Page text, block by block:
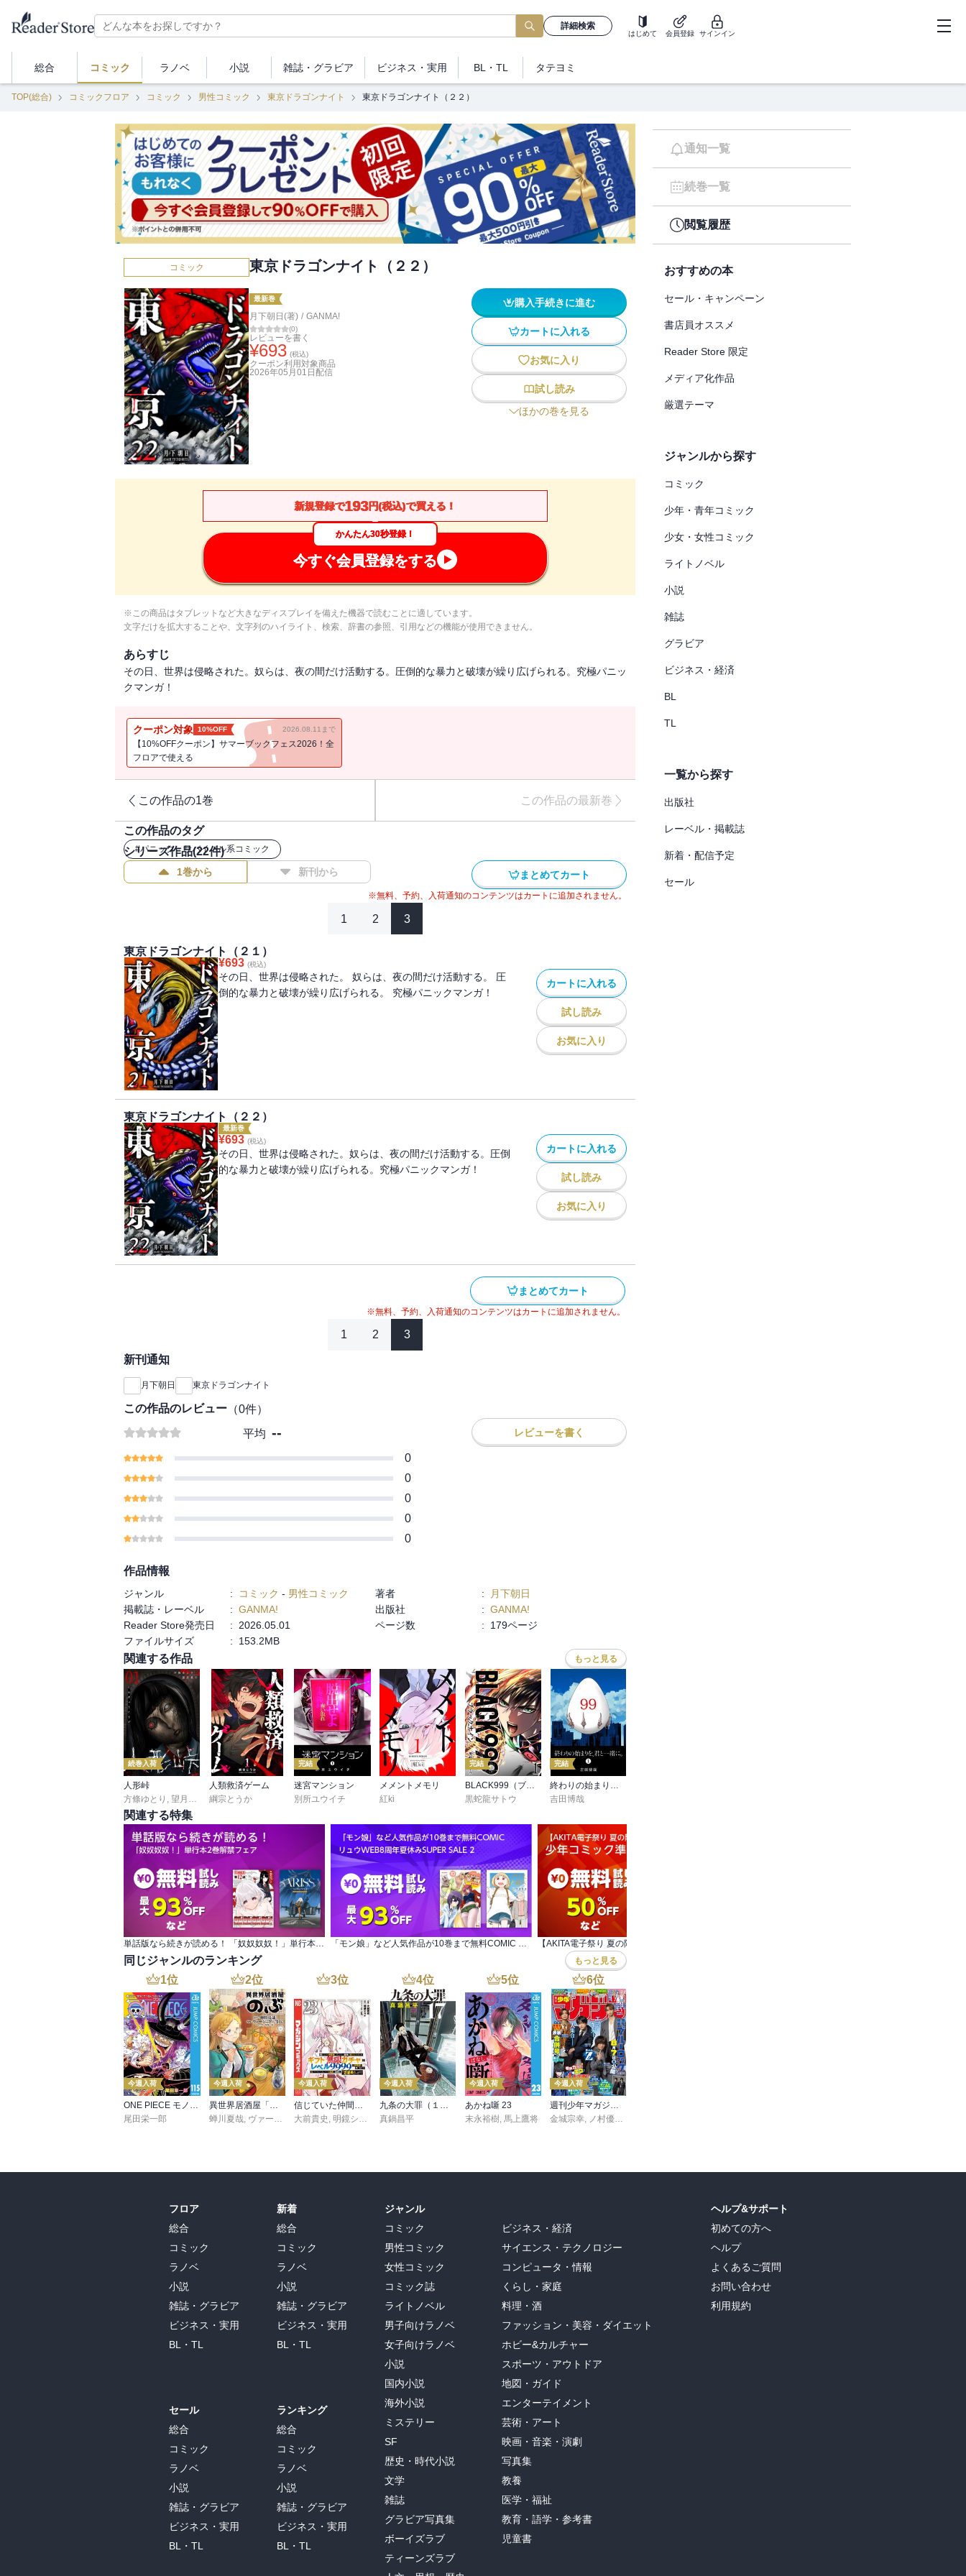
詳細検索
はじめて 会員登録 サインイン
総合 コミック ラノベ 小説 雑誌・ グラビア ビジネス ・実用 BL・TL タテヨミ
TOP(総合) コミックフロア コミック 男性コミック 東京ドラゴンナイト 東京ドラゴンナイト（２２）
コミック 東京ドラゴンナイト（２２）
最新巻
月下朝日(著) / GANMA!
(0)
レビューを書く
¥693 (税込)
クーポン利用対象商品
2026年05月01日 配信
購入手続きに進む
カートに入れる
お気に入り
試し読み
ほかの巻を見る
新規登録で193円(税込)で買える！
かんたん30秒登録！
今すぐ会員登録をする
※この商品はタブレットなど大きなディスプレイを備えた機器で読むことに適しています。
文字だけを拡大することや、文字列のハイライト、検索、辞書の参照、引用などの機能が使用できません。
あらすじ
その日、世界は侵略された。奴らは、夜の間だけ活動する。圧倒的な暴力と破壊が繰り広げられる。究極パニッ
クマンガ！
クーポン対象 10%OFF 2026.08.11まで
【10%OFFクーポン】サマーブックフェス2026！全
フロアで使える
この作品の1巻 この作品の最新巻
この作品のタグ
#パニック・サバイバル系コミック
シリーズ作品(22件)
1巻から 新刊から まとめてカート
※無料、予約、入荷通知のコンテンツはカートに追加されません。
1 2 3
東京ドラゴンナイト（２１）
¥693 (税込)
その日、世界は侵略された。 奴らは、夜の間だけ活動する。 圧
倒的な暴力と破壊が繰り広げられる。 究極パニックマンガ！
カートに入れる
試し読み
お気に入り
東京ドラゴンナイト（２２）
最新巻
¥693 (税込)
その日、世界は侵略された。奴らは、夜の間だけ活動する。圧倒
的な暴力と破壊が繰り広げられる。究極パニックマンガ！
カートに入れる
試し読み
お気に入り
まとめてカート
※無料、予約、入荷通知のコンテンツはカートに追加されません。
1 2 3
新刊通知
月下朝日 東京ドラゴンナイト
この作品のレビュー （0件）
平均 -- レビューを書く
0
0
0
0
0
作品情報
ジャンル : コミック - 男性コミック 著者 :
月下朝日
掲載誌・レーベル
: GANMA! 出版社 : GANMA!
Reader Store発売日
: 2026.05.01 ページ数 :
179ページ
ファイルサイズ
: 153.2MB
関連する作品 もっと見る
続巻入荷
人形峠
方條ゆとり , 望月菓子
人類救済ゲーム
綱宗とうか
完結
迷宮マンション
別所ユウイチ
メメントメモリ
紅ki
完結
BLACK999（ブラックナイン）
黒蛇龍サトウ
完結
終わりの始まりを、君と一緒に。
吉田博哉
関連する特集
単話版なら続きが読める！ 「奴奴奴奴！」単行本2巻解禁フェア 「モン娘」など人気作品が10巻まで無料COMIC リュウWEB8周年夏休みSUPER SALE 2
同じジャンルのランキング もっと見る
1位
今週入荷
ONE PIECE モノクロ版 115
尾田栄一郎
2位
今週入荷
異世界居酒屋「のぶ」(22)
蝉川夏哉, ヴァージニア二等兵 ,転
3位
今週入荷
信じていた仲間達にダンジョン奥地で殺されかけたがギフト『無限ガチャ』でレベル９９９９の仲間達を手に入れて元パーティーメンバーと世界に復讐＆『ざまぁ！』します！（２３）
大前貴史 ,明鏡シスイ ,ｔｅｆ
4位
今週入荷
九条の大罪（１７）
真鍋昌平
5位
今週入荷
あかね噺 23
末永裕樹, 馬上鷹将
6位
今週入荷
週刊少年マガジン 2026年36・37号[2026年8月5日発売]
金城宗幸, ノ村優介
通知一覧
続巻一覧
閲覧履歴
おすすめの本
セール・キャンペーン
書店員オススメ
Reader Store 限定
メディア化作品
厳選テーマ
ジャンルから探す
コミック
少年・青年コミック
少女・女性コミック
ライトノベル
小説
雑誌
グラビア
ビジネス・経済
BL
TL
一覧から探す
出版社
レーベル・掲載誌
新着・配信予定
セール
フロア
総合
コミック
ラノベ
小説
雑誌・グラビア
ビジネス・実用
BL・TL
セール
総合
コミック
ラノベ
小説
雑誌・グラビア
ビジネス・実用
BL・TL
新着
総合
コミック
ラノベ
小説
雑誌・グラビア
ビジネス・実用
BL・TL
ランキング
総合
コミック
ラノベ
小説
雑誌・グラビア
ビジネス・実用
BL・TL
ジャンル
コミック
男性コミック
女性コミック
コミック誌
ライトノベル
男子向けラノベ
女子向けラノベ
小説
国内小説
海外小説
ミステリー
SF
歴史・時代小説
文学
雑誌
グラビア写真集
ボーイズラブ
ティーンズラブ
ビジネス・経済
サイエンス・テクノロジー
コンピュータ・情報
くらし・家庭
料理・酒
ファッション・美容・ダイエット
ホビー&カルチャー
スポーツ・アウトドア
地図・ガイド
エンターテイメント
芸術・アート
映画・音楽・演劇
写真集
教養
医学・福祉
教育・語学・参考書
児童書
ヘルプ&サポート
初めての方へ
ヘルプ
よくあるご質問
お問い合わせ
利用規約